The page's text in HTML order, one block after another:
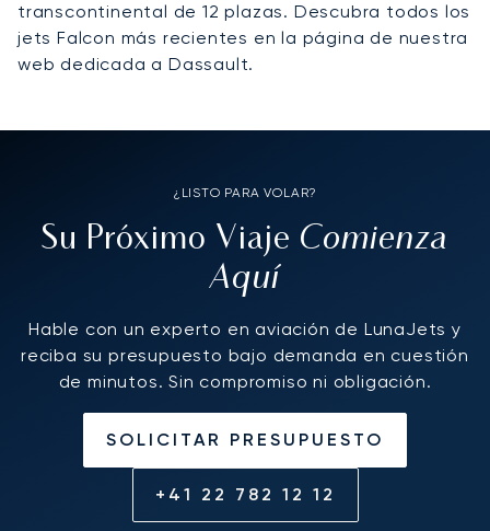
transcontinental de 12 plazas. Descubra todos los
jets Falcon más recientes en la página de nuestra
web dedicada a Dassault.
¿LISTO PARA VOLAR?
Su Próximo Viaje Comienza
Aquí
Hable con un experto en aviación de LunaJets y
reciba su presupuesto bajo demanda en cuestión
de minutos. Sin compromiso ni obligación.
SOLICITAR PRESUPUESTO
+41 22 782 12 12